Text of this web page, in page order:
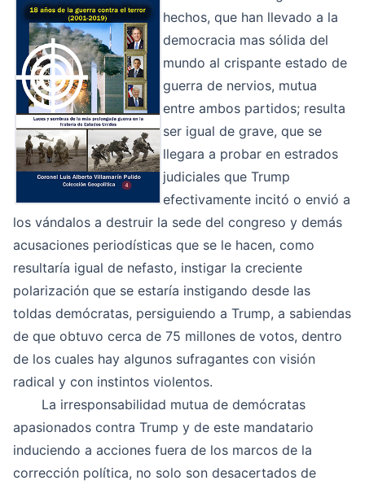
hechos, que han llevado a la
democracia mas sólida del
mundo al crispante estado de
guerra de nervios, mutua
entre ambos partidos; resulta
ser igual de grave, que se
llegara a probar en estrados
judiciales que Trump
efectivamente incitó o envió a
los vándalos a destruir la sede del congreso y demás
acusaciones periodísticas que se le hacen, como
resultaría igual de nefasto, instigar la creciente
polarización que se estaría instigando desde las
toldas demócratas, persiguiendo a Trump, a sabiendas
de que obtuvo cerca de 75 millones de votos, dentro
de los cuales hay algunos sufragantes con visión
radical y con instintos violentos.
La irresponsabilidad mutua de demócratas
apasionados contra Trump y de este mandatario
induciendo a acciones fuera de los marcos de la
corrección política, no solo son desacertados de